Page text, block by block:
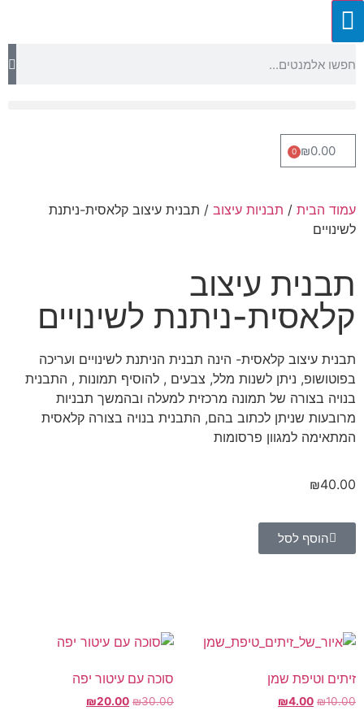
₪0.00
0
עמוד הבית / תבניות עיצוב / תבנית עיצוב קלאסית-ניתנת
לשינויים
תבנית עיצוב
קלאסית-ניתנת לשינויים
תבנית עיצוב קלאסית- הינה תבנית הניתנת לשינויים ועריכה
בפוטושופ, ניתן לשנות מלל, צבעים , להוסיף תמונות , התבנית
בנויה בצורה של תמונה מרכזית למעלה ובהמשך תבניות
מרובעות שניתן לכתוב בהם, התבנית בנויה בצורה קלאסית
המתאימה למגוון פרסומות
₪40.00
הוסף לסל
זיתים וטיפת שמן
₪10.00
₪4.00
סוכה עם עיטור יפה
₪30.00
₪20.00